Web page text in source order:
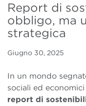
Report di
obbligo, ma
strategica
Giugno 30, 2025
In un mondo
sociali ed
report di